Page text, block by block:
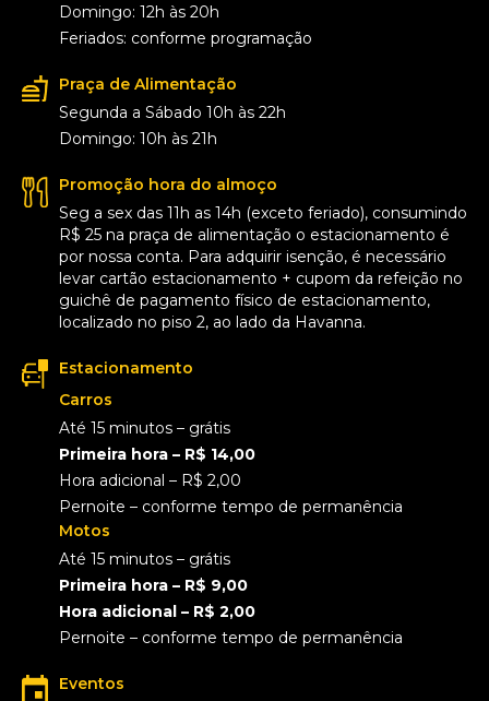
Domingo: 12h às 20h
Feriados: conforme programação
Praça de Alimentação
Segunda a Sábado 10h às 22h
Domingo: 10h às 21h
Promoção hora do almoço
Seg a sex das 11h as 14h (exceto feriado), consumindo
R$ 25 na praça de alimentação o estacionamento é
por nossa conta. Para adquirir isenção, é necessário
levar cartão estacionamento + cupom da refeição no
guichê de pagamento físico de estacionamento,
localizado no piso 2, ao lado da Havanna.
Estacionamento
Carros
Até 15 minutos – grátis
Primeira hora – R$ 14,00
Hora adicional – R$ 2,00
Pernoite – conforme tempo de permanência
Motos
Até 15 minutos – grátis
Primeira hora – R$ 9,00
Hora adicional – R$ 2,00
Pernoite – conforme tempo de permanência
Eventos